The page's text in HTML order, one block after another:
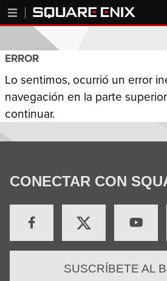
ERROR
Lo sentimos, ocurrió un error
navegación en la parte
continuar.
CONECTAR CON
SUSCRÍBETE AL